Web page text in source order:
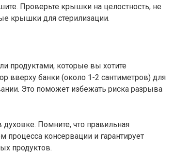
Проверьте крышки на целостность, не
крышки для стерилизации.
продуктами, которые вы хотите
вверху банки (около 1-2 сантиметров) для
Это поможет избежать риска разрыва
Помните, что правильная
процесса консервации и гарантирует
продуктов.